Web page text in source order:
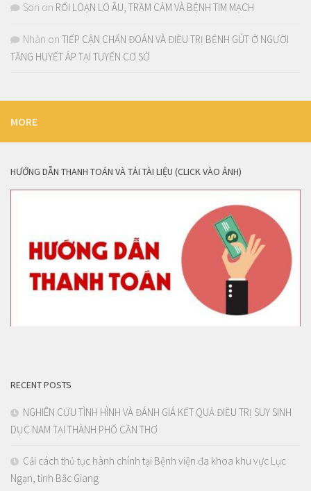
Son on RỐI LOẠN LO ÂU, TRẦM CẢM VÀ BỆNH TIM MẠCH
Nhàn on TIẾP CẬN CHẨN ĐOÁN VÀ ĐIỀU TRỊ BỆNH GÚT Ở NGƯỜI
TĂNG HUYẾT ÁP TẠI TUYẾN CƠ SỞ
MORE
HƯỚNG DẪN THANH TOÁN VÀ TẢI TÀI LIỆU (CLICK VÀO ẢNH)
RECENT POSTS
NGHIÊN CỨU TÌNH HÌNH VÀ ĐÁNH GIÁ KẾT QUẢ ĐIỀU TRỊ SUY SINH
DỤC NAM TẠI THÀNH PHỐ CẦN THƠ
Cải cách thủ tục hành chính tại Bệnh viện đa khoa khu vực Lục
Ngạn, tỉnh Bắc Giang